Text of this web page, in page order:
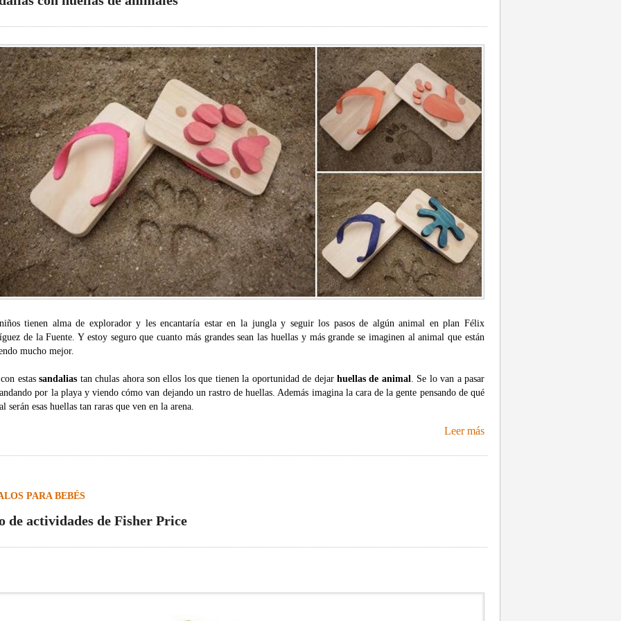
tienen alma de explorador y les encantaría estar en la jungla y seguir los pasos de algún animal en plan Félix
de la Fuente. Y estoy seguro que cuanto más grandes sean las huellas y más grande se imaginen al animal que están
mucho mejor.
con estassandalias tan chulas ahora son ellos los que tienen la oportunidad de dejar huellas de animal. Se lo van a pasar
por la playa y viendo cómo van dejando un rastro de huellas. Además imagina la cara de la gente pensando de qué
serán esas huellas tan raras que ven en la arena.
Leer más
PARA BEBÉS
de actividades de Fisher Price